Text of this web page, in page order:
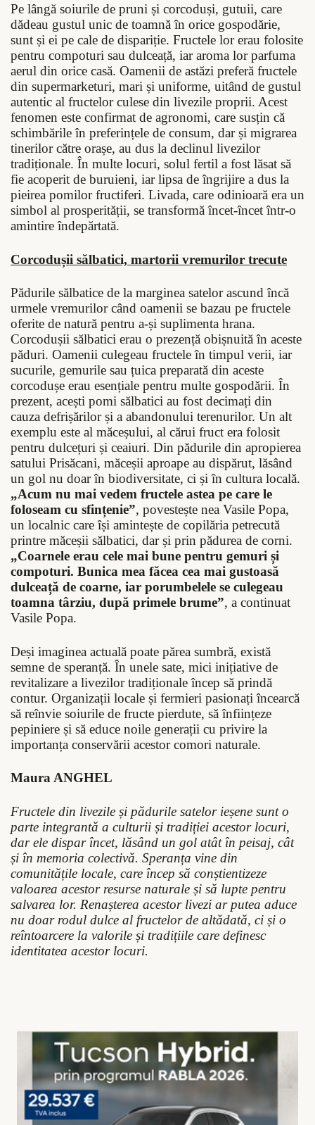
Pe lângă soiurile de pruni și corcoduși, gutuii, care
dădeau gustul unic de toamnă în orice gospodărie,
sunt și ei pe cale de dispariție. Fructele lor erau folosite
pentru compoturi sau dulceață, iar aroma lor parfuma
aerul din orice casă. Oamenii de astăzi preferă fructele
din supermarketuri, mari și uniforme, uitând de gustul
autentic al fructelor culese din livezile proprii. Acest
fenomen este confirmat de agronomi, care susțin că
schimbările în preferințele de consum, dar și migrarea
tinerilor către orașe, au dus la declinul livezilor
tradiționale. În multe locuri, solul fertil a fost lăsat să
fie acoperit de buruieni, iar lipsa de îngrijire a dus la
pieirea pomilor fructiferi. Livada, care odinioară era un
simbol al prosperității, se transformă încet-încet într-o
amintire îndepărtată.
Corcodușii sălbatici, martorii vremurilor trecute
Pădurile sălbatice de la marginea satelor ascund încă
urmele vremurilor când oamenii se bazau pe fructele
oferite de natură pentru a-și suplimenta hrana.
Corcodușii sălbatici erau o prezență obișnuită în aceste
păduri. Oamenii culegeau fructele în timpul verii, iar
sucurile, gemurile sau țuica preparată din aceste
corcodușe erau esențiale pentru multe gospodării. În
prezent, acești pomi sălbatici au fost decimați din
cauza defrișărilor și a abandonului terenurilor. Un alt
exemplu este al măceșului, al cărui fruct era folosit
pentru dulcețuri și ceaiuri. Din pădurile din apropierea
satului Prisăcani, măceșii aproape au dispărut, lăsând
un gol nu doar în biodiversitate, ci și în cultura locală.
„Acum nu mai vedem fructele astea pe care le
foloseam cu sfințenie”, povestește nea Vasile Popa,
un localnic care își amintește de copilăria petrecută
printre măceșii sălbatici, dar și prin pădurea de corni.
„Coarnele erau cele mai bune pentru gemuri și
compoturi. Bunica mea făcea cea mai gustoasă
dulceață de coarne, iar porumbelele se culegeau
toamna târziu, după primele brume”, a continuat
Vasile Popa.
Deși imaginea actuală poate părea sumbră, există
semne de speranță. În unele sate, mici inițiative de
revitalizare a livezilor tradiționale încep să prindă
contur. Organizații locale și fermieri pasionați încearcă
să reînvie soiurile de fructe pierdute, să înființeze
pepiniere și să educe noile generații cu privire la
importanța conservării acestor comori naturale.
Maura ANGHEL
Fructele din livezile și pădurile satelor ieșene sunt o
parte integrantă a culturii și tradiției acestor locuri,
dar ele dispar încet, lăsând un gol atât în peisaj, cât
și în memoria colectivă. Speranța vine din
comunitățile locale, care încep să conștientizeze
valoarea acestor resurse naturale și să lupte pentru
salvarea lor. Renașterea acestor livezi ar putea aduce
nu doar rodul dulce al fructelor de altădată, ci și o
reîntoarcere la valorile și tradițiile care definesc
identitatea acestor locuri.